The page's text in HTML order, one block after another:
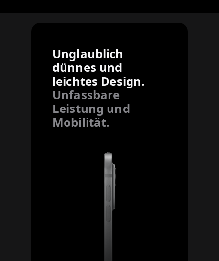
Unglaublich
dünnes und
leichtes Design.
Unfassbare
Leistung und
Mobilität.